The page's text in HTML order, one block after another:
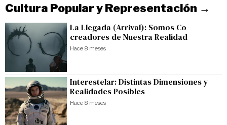
Cultura Popular y Representación →
La Llegada (Arrival): Somos Co-
creadores de Nuestra Realidad
Hace 8 meses
Interestelar: Distintas Dimensiones y
Realidades Posibles
Hace 8 meses